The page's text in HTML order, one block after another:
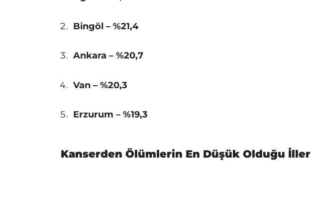
Bingöl – %21,4
Ankara – %20,7
Van – %20,3
Erzurum – %19,3
Kanserden Ölümlerin En Düşük Olduğu İller